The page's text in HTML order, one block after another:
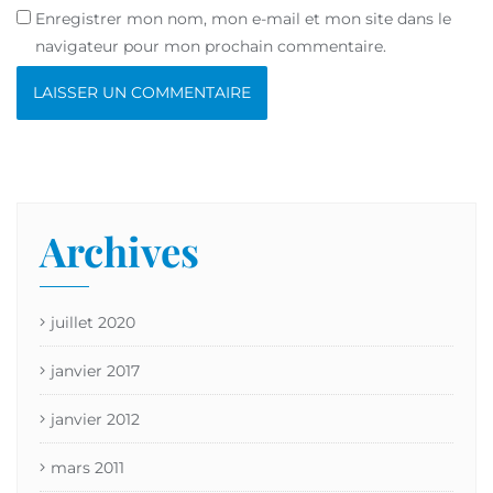
Enregistrer mon nom, mon e-mail et mon site dans le
navigateur pour mon prochain commentaire.
Archives
juillet 2020
janvier 2017
janvier 2012
mars 2011